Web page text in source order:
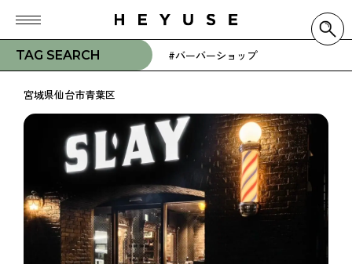
TAG SEARCH #バーバーショップ
宮城県仙台市青葉区